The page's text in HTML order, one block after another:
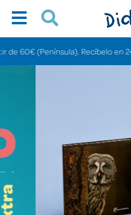
Recíbelo en 24/48 horas.